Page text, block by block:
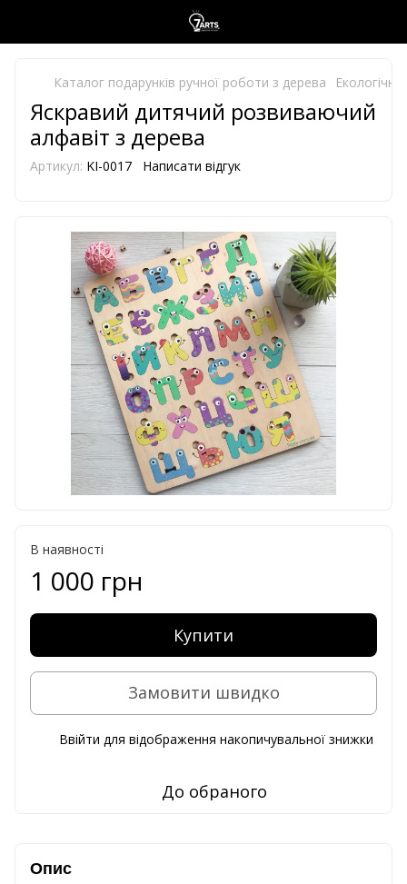
Каталог подарунків ручної роботи з дерева
Яскравий дитячий розвиваючий
алфавіт з дерева
Артикул: KI-0017 Написати відгук
В наявності
1 000 грн
Купити
Замовити швидко
Ввійти для відображення накопичувальної знижки
До обраного
Опис